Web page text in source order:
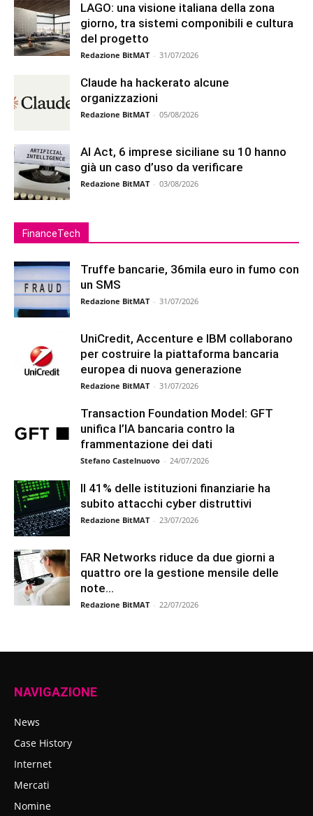
LAGO: una visione italiana della zona
giorno, tra sistemi componibili e cultura
del progetto
Redazione BitMAT - 31/07/2026
Claude ha hackerato alcune
organizzazioni
Redazione BitMAT - 05/08/2026
AI Act, 6 imprese siciliane su 10 hanno
già un caso d’uso da verificare
Redazione BitMAT - 03/08/2026
FinanceTech
Truffe bancarie, 36mila euro in fumo con
un SMS
Redazione BitMAT - 31/07/2026
UniCredit, Accenture e IBM collaborano
per costruire la piattaforma bancaria
europea di nuova generazione
Redazione BitMAT - 31/07/2026
Transaction Foundation Model: GFT
unifica l’IA bancaria contro la
frammentazione dei dati
Stefano Castelnuovo - 24/07/2026
Il 41% delle istituzioni finanziarie ha
subito attacchi cyber distruttivi
Redazione BitMAT - 23/07/2026
FAR Networks riduce da due giorni a
quattro ore la gestione mensile delle
note...
Redazione BitMAT - 22/07/2026
NAVIGAZIONE
News
Case History
Internet
Mercati
Nomine